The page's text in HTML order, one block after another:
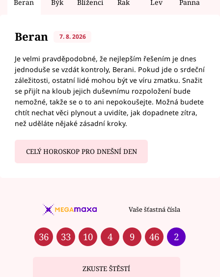
Beran Býk Blíženci Rak Lev Panna
Beran 7. 8. 2026
Je velmi pravděpodobné, že nejlepším řešením je dnes
jednoduše se vzdát kontroly, Berani. Pokud jde o srdeční
záležitosti, ostatní lidé mohou být ve víru zmatku. Snažit
se přijít na kloub jejich duševnímu rozpoložení bude
nemožné, takže se o to ani nepokoušejte. Možná budete
chtít nechat věci plynout a uvidíte, jak dopadnete zítra,
než uděláte nějaké zásadní kroky.
CELÝ HOROSKOP PRO DNEŠNÍ DEN
Vaše šťastná čísla
36 33 10 4 9 46 2
ZKUSTE ŠTĚSTÍ